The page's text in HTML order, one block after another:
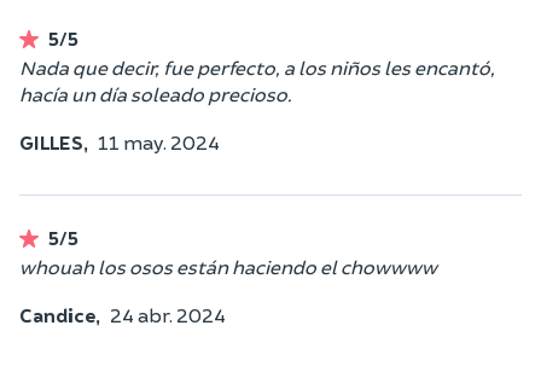
5/5
Nada que decir, fue perfecto, a los niños les encantó,
hacía un día soleado precioso.
GILLES, 11 may. 2024
5/5
whouah los osos están haciendo el chowwww
Candice, 24 abr. 2024